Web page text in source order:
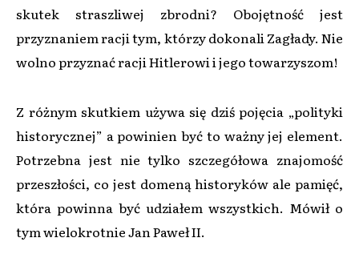
skutek straszliwej zbrodni? Obojętność jest
przyznaniem racji tym, którzy dokonali Zagłady. Nie
wolno przyznać racji Hitlerowi i jego towarzyszom!
Z różnym skutkiem używa się dziś pojęcia „polityki
historycznej” a powinien być to ważny jej element.
Potrzebna jest nie tylko szczegółowa znajomość
przeszłości, co jest domeną historyków ale pamięć,
która powinna być udziałem wszystkich. Mówił o
tym wielokrotnie Jan Paweł II.